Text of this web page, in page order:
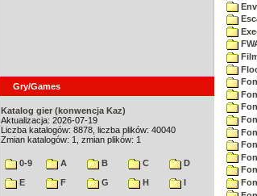
Gry/Games
Katalog gier (konwencja Kaz)
Aktualizacja: 2026-07-19
Liczba katalogów: 8878, liczba plików: 40040
Zmian katalogów: 1, zmian plików: 1
0-9 A B C
D
E
F G H
I